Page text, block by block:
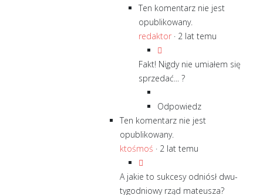
Ten komentarz nie jest
opublikowany.
redaktor · 2 lat temu
Fakt! Nigdy nie umiałem się
sprzedać... ?
Odpowiedz
Ten komentarz nie jest
opublikowany.
ktośmoś · 2 lat temu
A jakie to sukcesy odniósł dwu-
tygodniowy rząd mateusza?